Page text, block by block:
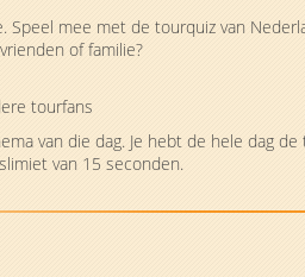
Speel mee met de tourquiz van
of familie?
tourfans
van die dag. Je hebt de hele dag
van 15 seconden.